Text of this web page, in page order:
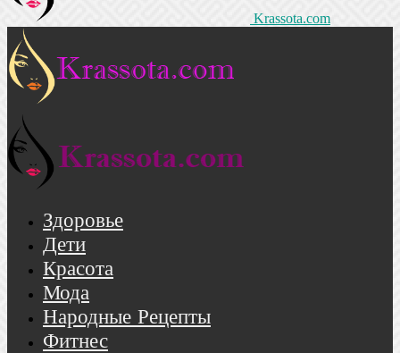
Krassota.com
Здоровье
Дети
Красота
Мода
Народные Рецепты
Фитнес